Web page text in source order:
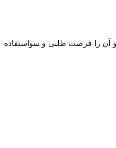
و آن را فرصت طلبی و سواستفاده